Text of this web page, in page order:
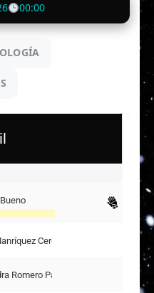
00:00
Cerda
Romero Pacheco